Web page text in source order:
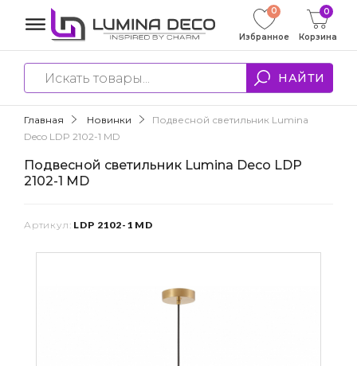
НАЙТИ
0
Избранное Корзина
0
Главная Новинки
Подвесной светильник Lumina
Deco LDP 2102-1 MD
Подвесной светильник Lumina Deco LDP
2102-1 MD
Артикул: LDP 2102-1 MD